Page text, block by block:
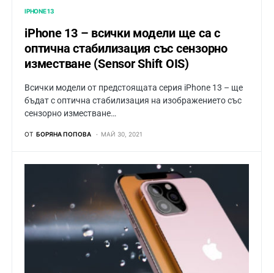
IPHONE 13
iPhone 13 – всички модели ще са с
оптична стабилизация със сензорно
изместване (Sensor Shift OIS)
Всички модели от предстоящата серия iPhone 13 – ще
бъдат с оптична стабилизация на изображението със
сензорно изместване…
ОТ БОРЯНА ПОПОВА МАЙ 30, 2021